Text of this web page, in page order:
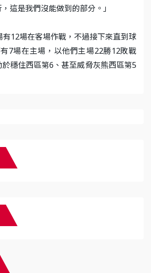
這是我們沒能做到的部分。」
12場在客場作戰，不過接下來直到球
7場在主場，以他們主場22勝12敗戰
穩住西區第6、甚至威脅灰熊西區第5